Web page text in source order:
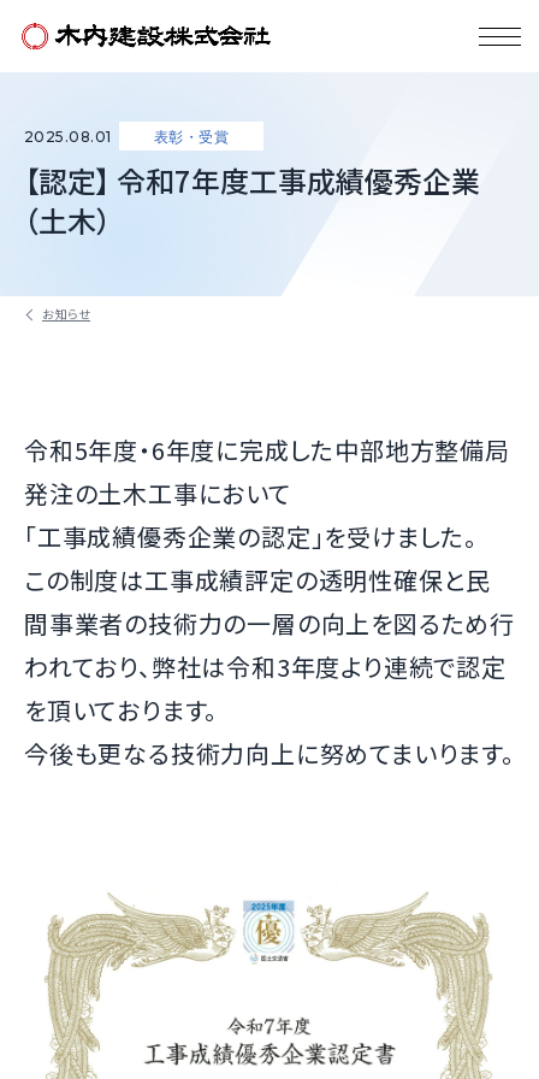
2025.08.01 表彰・受賞
【認定】 令和7年度工事成績優秀企業
（土木）
お知らせ
令和5年度・6年度に完成した中部地方整備局
発注の土木工事において
「工事成績優秀企業の認定」を受けました。
この制度は工事成績評定の透明性確保と民
間事業者の技術力の一層の向上を図るため行
われており、弊社は令和3年度より連続で認定
を頂いております。
今後も更なる技術力向上に努めてまいります。